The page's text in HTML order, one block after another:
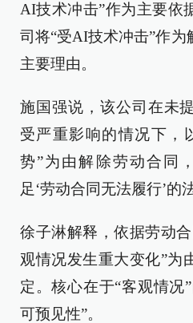
AI技术冲击”作为主要依
司将“受AI技术冲击”作
主要理由。
施国强说，该公司在未
受严重影响的情况下，
势”为由解除劳动合同
足‘劳动合同无法履行’的
徐子淋解释，依据劳动
观情况发生重大变化”为
定。核心在于“客观情况
可预见性”。